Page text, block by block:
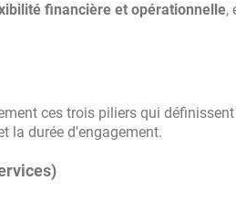
financière et opérationnelle,
ces trois piliers qui
la durée d'engagement.